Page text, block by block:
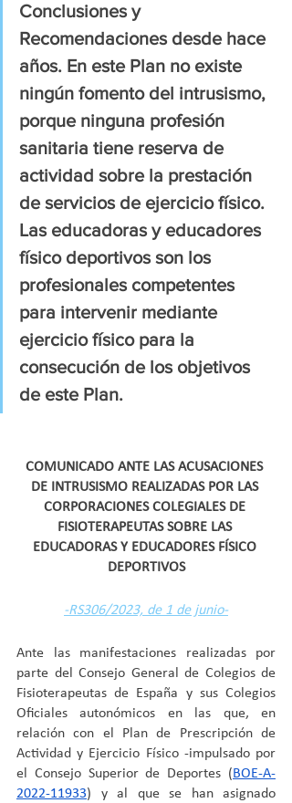
Conclusiones y
Recomendaciones desde hace
años. En este Plan no existe
ningún fomento del intrusismo,
porque ninguna profesión
sanitaria tiene reserva de
actividad sobre la prestación
de servicios de ejercicio físico.
Las educadoras y educadores
físico deportivos son los
profesionales competentes
para intervenir mediante
ejercicio físico para la
consecución de los objetivos
de este Plan.
COMUNICADO ANTE LAS ACUSACIONES
DE INTRUSISMO REALIZADAS POR LAS
CORPORACIONES COLEGIALES DE
FISIOTERAPEUTAS SOBRE LAS
EDUCADORAS Y EDUCADORES FÍSICO
DEPORTIVOS
-RS306/2023, de 1 de junio-
Ante las manifestaciones realizadas por
parte del Consejo General de Colegios de
Fisioterapeutas de España y sus Colegios
Oficiales autonómicos en las que, en
relación con el Plan de Prescripción de
Actividad y Ejercicio Físico -impulsado por
el Consejo Superior de Deportes (BOE-A-
2022-11933) y al que se han asignado